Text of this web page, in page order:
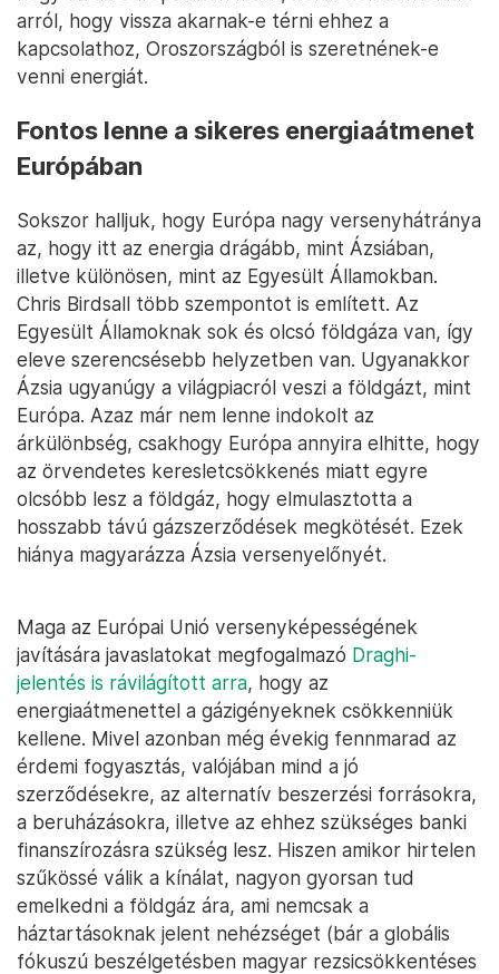
arról, hogy vissza akarnak-e térni ehhez a
kapcsolathoz, Oroszországból is szeretnének-e
venni energiát.
Fontos lenne a sikeres energiaátmenet
Európában
Sokszor halljuk, hogy Európa nagy versenyhátránya
az, hogy itt az energia drágább, mint Ázsiában,
illetve különösen, mint az Egyesült Államokban.
Chris Birdsall több szempontot is említett. Az
Egyesült Államoknak sok és olcsó földgáza van, így
eleve szerencsésebb helyzetben van. Ugyanakkor
Ázsia ugyanúgy a világpiacról veszi a földgázt, mint
Európa. Azaz már nem lenne indokolt az
árkülönbség, csakhogy Európa annyira elhitte, hogy
az örvendetes keresletcsökkenés miatt egyre
olcsóbb lesz a földgáz, hogy elmulasztotta a
hosszabb távú gázszerződések megkötését. Ezek
hiánya magyarázza Ázsia versenyelőnyét.
Maga az Európai Unió versenyképességének
javítására javaslatokat megfogalmazó Draghi-
jelentés is rávilágított arra, hogy az
energiaátmenettel a gázigényeknek csökkenniük
kellene. Mivel azonban még évekig fennmarad az
érdemi fogyasztás, valójában mind a jó
szerződésekre, az alternatív beszerzési forrásokra,
a beruházásokra, illetve az ehhez szükséges banki
finanszírozásra szükség lesz. Hiszen amikor hirtelen
szűkössé válik a kínálat, nagyon gyorsan tud
emelkedni a földgáz ára, ami nemcsak a
háztartásoknak jelent nehézséget (bár a globális
fókuszú beszélgetésben magyar rezsicsökkentéses